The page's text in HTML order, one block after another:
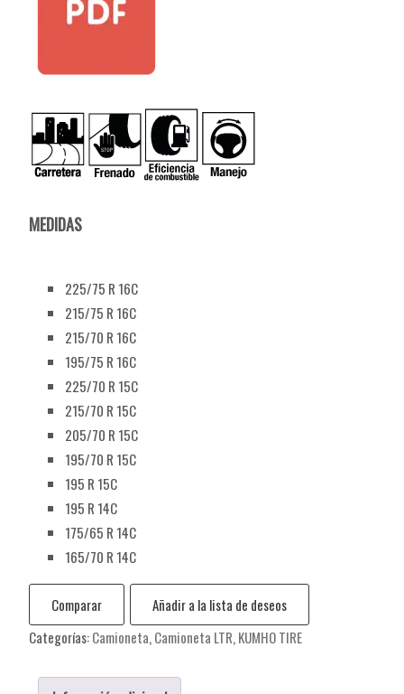
MEDIDAS
225/75 R 16C
215/75 R 16C
215/70 R 16C
195/75 R 16C
225/70 R 15C
215/70 R 15C
205/70 R 15C
195/70 R 15C
195 R 15C
195 R 14C
175/65 R 14C
165/70 R 14C
Comparar
Añadir a la lista de deseos
Categorías:Camioneta, Camioneta LTR, KUMHO TIRE